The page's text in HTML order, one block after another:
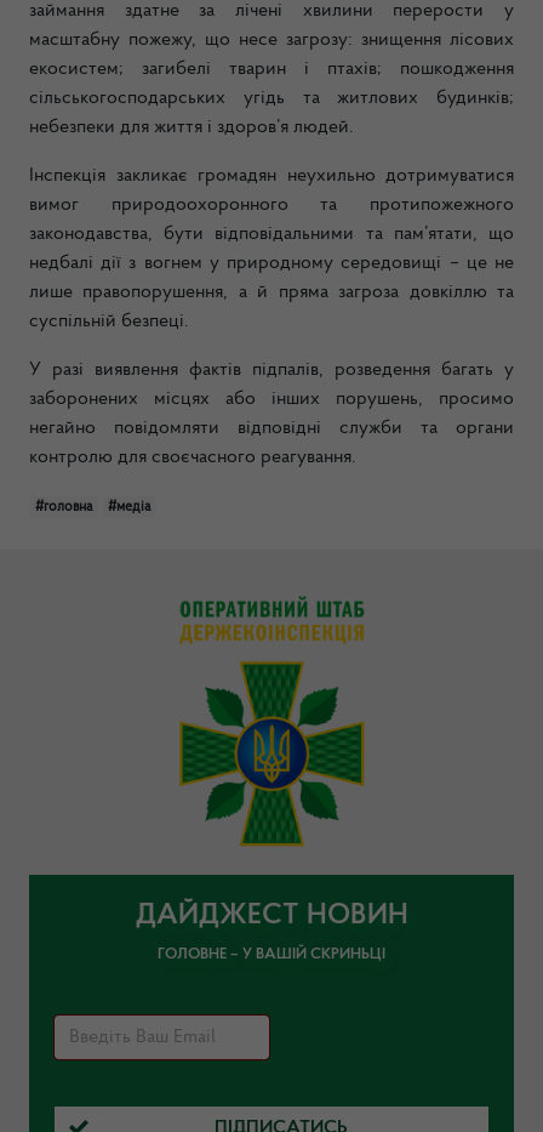
займання здатне за лічені хвилини перерости у
масштабну пожежу, що несе загрозу: знищення лісових
екосистем; загибелі тварин і птахів; пошкодження
сільськогосподарських угідь та житлових будинків;
небезпеки для життя і здоров’я людей.
Інспекція закликає громадян неухильно дотримуватися
вимог природоохоронного та протипожежного
законодавства, бути відповідальними та пам’ятати, що
недбалі дії з вогнем у природному середовищі – це не
лише правопорушення, а й пряма загроза довкіллю та
суспільній безпеці.
У разі виявлення фактів підпалів, розведення багать у
заборонених місцях або інших порушень, просимо
негайно повідомляти відповідні служби та органи
контролю для своєчасного реагування.
#головна #медіа
ДАЙДЖЕСТ НОВИН
ГОЛОВНЕ – У ВАШІЙ СКРИНЬЦІ
ПІДПИСАТИСЬ